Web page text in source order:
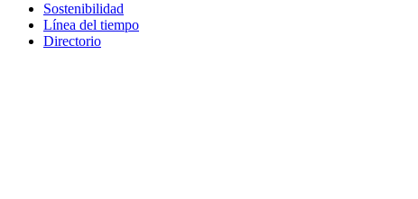
Sostenibilidad
Línea del tiempo
Directorio